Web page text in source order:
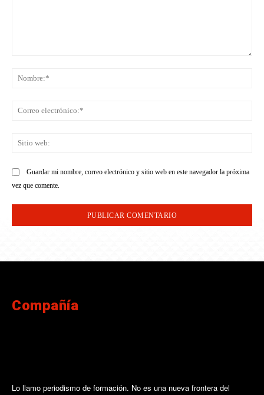
Guardar mi nombre, correo electrónico y sitio web en este navegador la próxima
vez que comente.
Compañía
Lo llamo periodismo de formación. No es una nueva frontera del